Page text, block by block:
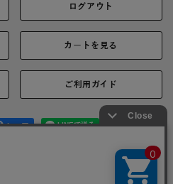
ログアウト
カートを見る
ご利用ガイド
シェア